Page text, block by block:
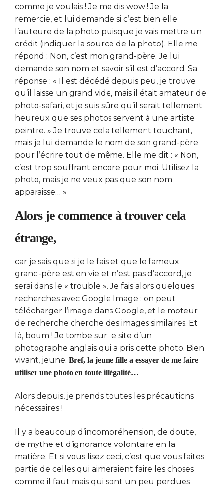
comme je voulais ! Je me dis wow ! Je la
remercie, et lui demande si c’est bien elle
l’auteure de la photo puisque je vais mettre un
crédit (indiquer la source de la photo). Elle me
répond : Non, c’est mon grand-père. Je lui
demande son nom et savoir s’il est d’accord. Sa
réponse : « Il est décédé depuis peu, je trouve
qu’il laisse un grand vide, mais il était amateur de
photo-safari, et je suis sûre qu’il serait tellement
heureux que ses photos servent à une artiste
peintre. » Je trouve cela tellement touchant,
mais je lui demande le nom de son grand-père
pour l’écrire tout de même. Elle me dit : « Non,
c’est trop souffrant encore pour moi. Utilisez la
photo, mais je ne veux pas que son nom
apparaisse… »
Alors je commence à trouver cela
étrange,
car je sais que si je le fais et que le fameux
grand-père est en vie et n’est pas d’accord, je
serai dans le « trouble ». Je fais alors quelques
recherches avec Google Image : on peut
télécharger l’image dans Google, et le moteur
de recherche cherche des images similaires. Et
là, boum ! Je tombe sur le site d’un
photographe anglais qui a pris cette photo. Bien
vivant, jeune. Bref, la jeune fille a essayer de me faire
utiliser une photo en toute illégalité…
Alors depuis, je prends toutes les précautions
nécessaires !
Il y a beaucoup d’incompréhension, de doute,
de mythe et d’ignorance volontaire en la
matière. Et si vous lisez ceci, c’est que vous faites
partie de celles qui aimeraient faire les choses
comme il faut mais qui sont un peu perdues